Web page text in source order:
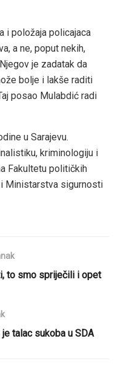
i položaja policajaca
a ne, poput nekih,
je zadatak da
bolje i lakše raditi
posao Mulabdić radi
u Sarajevu.
kriminologiju i
Fakultetu političkih
Ministarstva sigurnosti
to smo spriječili i opet
talac sukoba u SDA